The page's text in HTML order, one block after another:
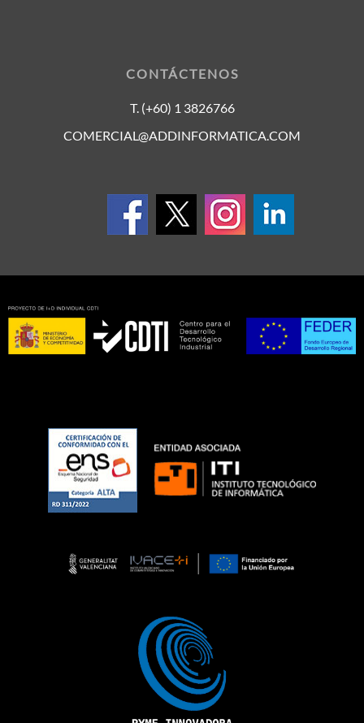
CONTÁCTENOS
T. (+60) 1 3826766
COMERCIAL@ADDINFORMATICA.COM